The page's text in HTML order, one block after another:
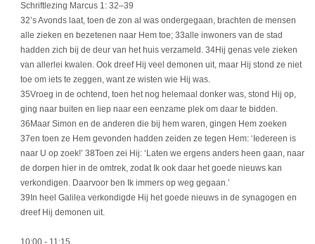
Schriftlezing Marcus 1: 32–39
32’s Avonds laat, toen de zon al was ondergegaan, brachten de mensen
alle zieken en bezetenen naar Hem toe; 33alle inwoners van de stad
hadden zich bij de deur van het huis verzameld. 34Hij genas vele zieken
van allerlei kwalen. Ook dreef Hij veel demonen uit, maar Hij stond ze niet
toe om iets te zeggen, want ze wisten wie Hij was.
35Vroeg in de ochtend, toen het nog helemaal donker was, stond Hij op,
ging naar buiten en liep naar een eenzame plek om daar te bidden.
36Maar Simon en de anderen die bij hem waren, gingen Hem zoeken
37en toen ze Hem gevonden hadden zeiden ze tegen Hem: ‘Iedereen is
naar U op zoek!’ 38Toen zei Hij: ‘Laten we ergens anders heen gaan, naar
de dorpen hier in de omtrek, zodat Ik ook daar het goede nieuws kan
verkondigen. Daarvoor ben Ik immers op weg gegaan.’
39In heel Galilea verkondigde Hij het goede nieuws in de synagogen en
dreef Hij demonen uit.
10:00 - 11:15